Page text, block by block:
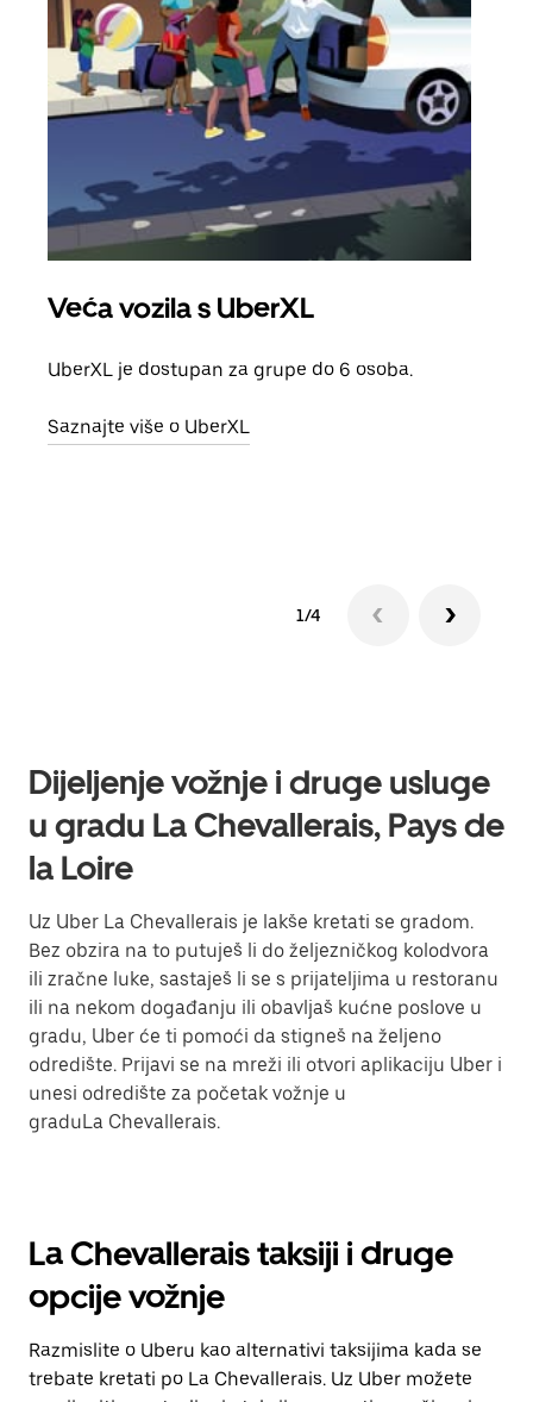
Veća vozila s UberXL
UberXL je dostupan za grupe do 6 osoba.
Saznajte više o UberXL
1/4
Dijeljenje vožnje i druge usluge
u gradu La Chevallerais, Pays de
la Loire
Uz Uber La Chevallerais je lakše kretati se gradom.
Bez obzira na to putuješ li do željezničkog kolodvora
ili zračne luke, sastaješ li se s prijateljima u restoranu
ili na nekom događanju ili obavljaš kućne poslove u
gradu, Uber će ti pomoći da stigneš na željeno
odredište. Prijavi se na mreži ili otvori aplikaciju Uber i
unesi odredište za početak vožnje u
graduLa Chevallerais.
La Chevallerais taksiji i druge
opcije vožnje
Razmislite o Uberu kao alternativi taksijima kada se
trebate kretati po La Chevallerais. Uz Uber možete